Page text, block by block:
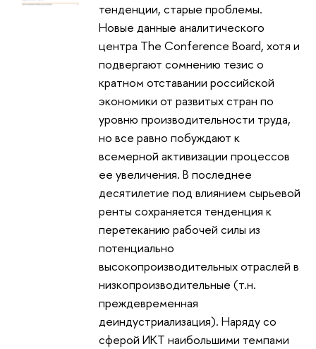
тенденции, старые проблемы.
Новые данные аналитического
центра The Conference Board, хотя и
подвергают сомнению тезис о
кратном отставании российской
экономики от развитых стран по
уровню производительности труда,
но все равно побуждают к
всемерной активизации процессов
ее увеличения. В последнее
десятилетие под влиянием сырьевой
ренты сохраняется тенденция к
перетеканию рабочей силы из
потенциально
высокопроизводительных отраслей в
низкопроизводительные (т.н.
преждевременная
деиндустриализация). Наряду со
сферой ИКТ наибольшими темпами